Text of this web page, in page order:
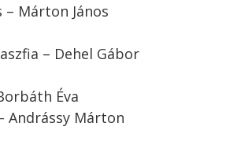
– Márton János
– Dehel Gábor
Éva
Andrássy Márton